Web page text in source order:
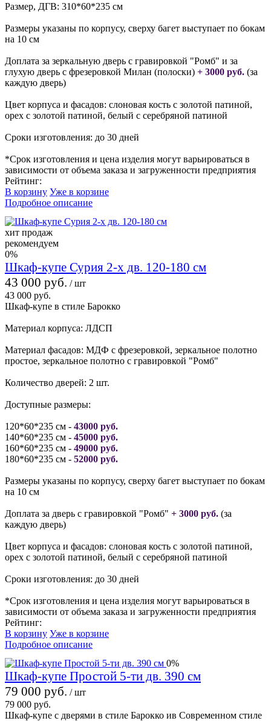
Размер, ДГВ: 310*60*235 см
Размеры указаны по корпусу, сверху багет выступает по бокам
на 10 см
Доплата за зеркальную дверь с гравировкой "Ромб" и за
глухую дверь с фрезеровкой Милан (полоски) + 3000 руб. (за
каждую дверь)
Цвет корпуса и фасадов: слоновая кость с золотой патиной,
орех с золотой патиной, белый с серебряной патиной
Сроки изготовления: до 30 дней
*Срок изготовления и цена изделия могут варьироваться в
зависимости от объема заказа и загруженности предприятия
Рейтинг:
В корзину Уже в корзине
Подробное описание
хит продаж
рекомендуем
0%
Шкаф-купе Сурия 2-х дв. 120-180 см
43 000 руб. / шт
43 000 руб.
Шкаф-купе в стиле Барокко
Материал корпуса: ЛДСП
Материал фасадов: МДФ с фрезеровкой, зеркальное полотно
простое, зеркальное полотно с гравировкой "Ромб"
Количество дверей: 2 шт.
Доступные размеры:
120*60*235 см - 43000 руб.
140*60*235 см - 45000 руб.
160*60*235 см - 49000 руб.
180*60*235 см - 52000 руб.
Размеры указаны по корпусу, сверху багет выступает по бокам
на 10 см
Доплата за дверь с гравировкой "Ромб" + 3000 руб. (за
каждую дверь)
Цвет корпуса и фасадов: слоновая кость с золотой патиной,
орех с золотой патиной, белый с серебряной патиной
Сроки изготовления: до 30 дней
*Срок изготовления и цена изделия могут варьироваться в
зависимости от объема заказа и загруженности предприятия
Рейтинг:
В корзину Уже в корзине
Подробное описание
0%
Шкаф-купе Простой 5-ти дв. 390 см
79 000 руб. / шт
79 000 руб.
Шкаф-купе с дверями в стиле Барокко ив Современном стиле